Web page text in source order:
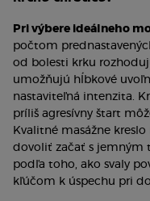
Pri výbere ideálneho
počtom
od bolesti krku
umožňujú hĺbkové
nastaviteľná intenzita.
príliš agresívny štart
Kvalitné masážne
dovoliť začať s jemným
podľa toho, ako svaly
kľúčom k úspechu pri